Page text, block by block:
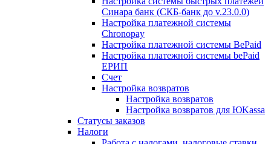
Синара банк (СКБ-банк до v.23.0.0)
Настройка платежной системы
Chronopay
Настройка платежной системы BePaid
Настройка платежной системы bePaid
ЕРИП
Счет
Настройка возвратов
Настройка возвратов
Настройка возвратов для ЮKassa
Статусы заказов
Налоги